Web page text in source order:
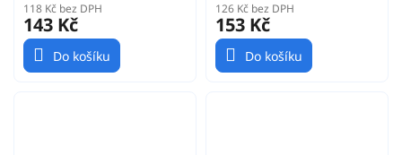
118 Kč bez DPH
143 Kč
Do košíku
126 Kč bez DPH
153 Kč
Do košíku